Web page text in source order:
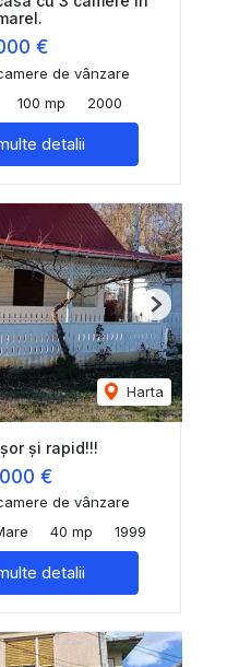
€
de vânzare
100 mp 2000
detalii
Harta
Next
și rapid!!!
€
de vânzare
40 mp 1999
detalii